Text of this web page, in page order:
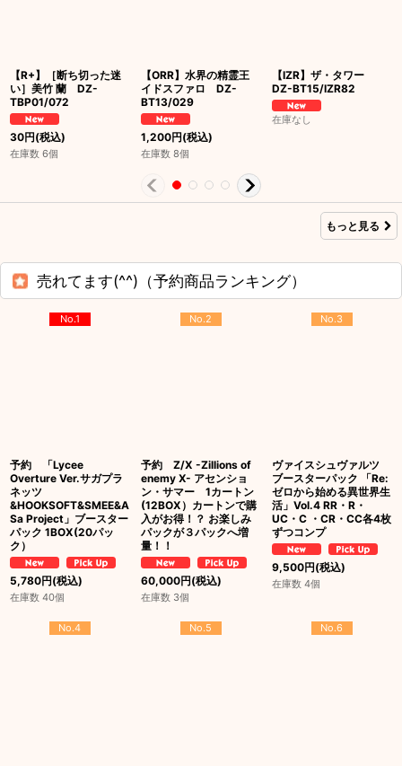
【R+】［断ち切った迷
い］美竹 蘭 DZ-
TBP01/072
30円(税込)
在庫数 6個
【ORR】水界の精霊王
イドスファロ DZ-
BT13/029
1,200円(税込)
在庫数 8個
【IZR】ザ・タワー
DZ-BT15/IZR82
在庫なし
もっと見る
売れてます(^^)（予約商品ランキング）
No.1
予約 「Lycee
Overture Ver.サガプラ
ネッツ
&HOOKSOFT&SMEE&A
Sa Project」ブースター
パック 1BOX(20パッ
ク）
5,780円(税込)
在庫数 40個
No.2
予約 Z/X -Zillions of
enemy X- アセンショ
ン・サマー 1カートン
(12BOX）カートンで購
入がお得！？ お楽しみ
パックが３パックへ増
量！！
60,000円(税込)
在庫数 3個
No.3
ヴァイスシュヴァルツ
ブースターパック 「Re:
ゼロから始める異世界生
活」Vol.4 RR・R・
UC・C ・CR・CC各4枚
ずつコンプ
9,500円(税込)
在庫数 4個
No.4 No.5 No.6